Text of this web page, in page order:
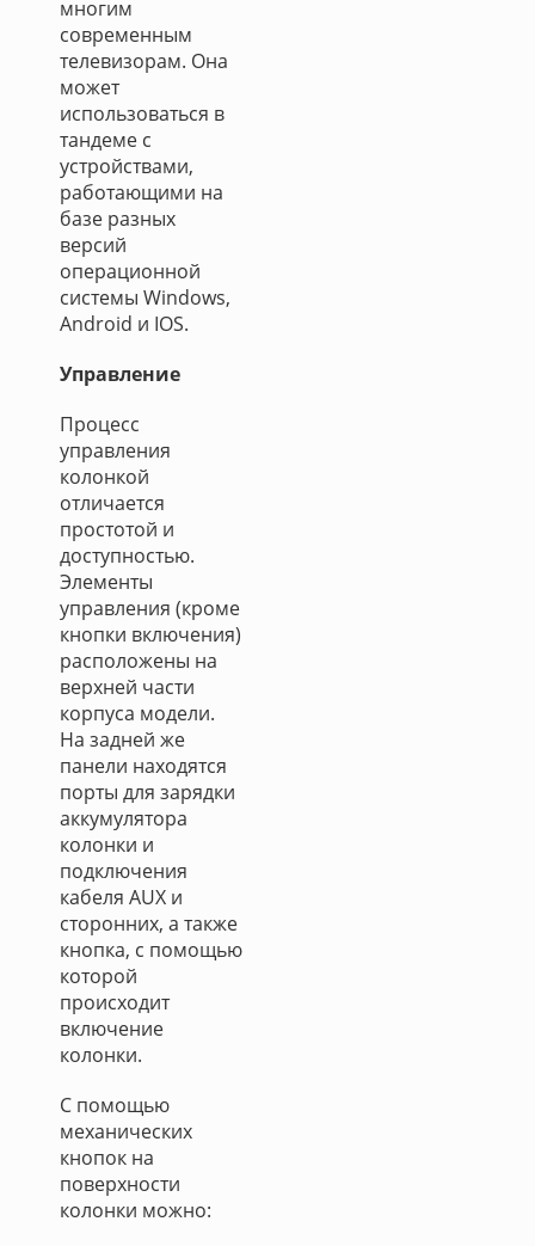
многим
современным
телевизорам. Она
может
использоваться в
тандеме с
устройствами,
работающими на
базе разных
версий
операционной
системы Windows,
Android и IOS.
Управление
Процесс
управления
колонкой
отличается
простотой и
доступностью.
Элементы
управления (кроме
кнопки включения)
расположены на
верхней части
корпуса модели.
На задней же
панели находятся
порты для зарядки
аккумулятора
колонки и
подключения
кабеля AUX и
сторонних, а также
кнопка, с помощью
которой
происходит
включение
колонки.
С помощью
механических
кнопок на
поверхности
колонки можно: